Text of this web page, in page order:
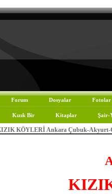
Forum Dosyalar Fotolar
Kızık Bir Kitaplar Şair-
KÖYLERİ Ankara Çubuk-Akyurt-